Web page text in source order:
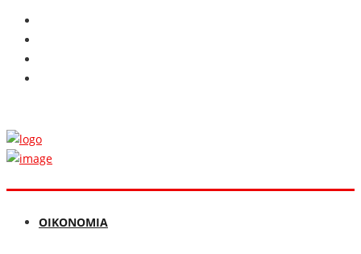
ΟΙΚΟΝΟΜΙΑ